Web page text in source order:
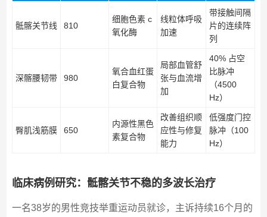
骶髂关节线 810
细胞色素 c
氧化酶
线粒体呼吸
加速
带接触间隔
片的连续阵
列
深髂腰韧带 980
氧合血红蛋
白复合物
局部血管舒
张与血流增
加
40% 占空
比脉冲
（4500
Hz）
臀肌浅筋膜 650
内源性黑色
素复合物
改善组织顺
应性与修复
能力
低强度门控
脉冲（100
Hz）
临床病例研究：骶髂关节不稳的多波长治疗
一名38岁的男性竞技举重运动员就诊，主诉持续16个月的